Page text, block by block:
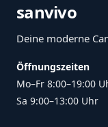
sanvivo
Deine moderne
Öffnungszeiten
Mo–Fr 8:00–19:00
Sa 9:00–13:00 Uhr